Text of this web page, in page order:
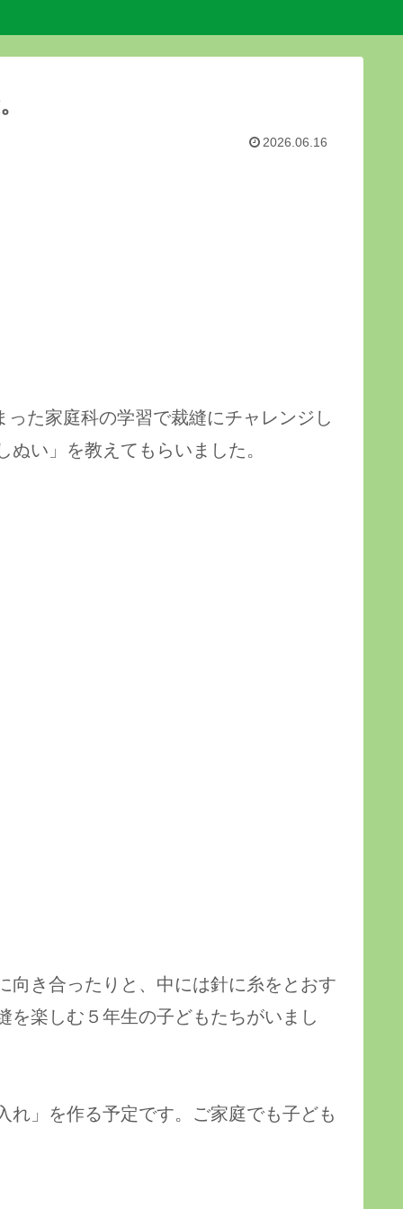
2026.06.16
た家庭科の学習で裁縫にチャレンジし
い」を教えてもらいました。
き合ったりと、中には針に糸をとおす
を楽しむ５年生の子どもたちがいまし
」を作る予定です。ご家庭でも子ども